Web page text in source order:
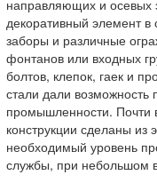
направляющих и осевых
декоративный элемент в
заборы и различные
фонтанов или входных
болтов, клепок, гаек и
стали дали
промышленности. Почти
конструкции сделаны из
необходимый уровень
службы, при небольшом